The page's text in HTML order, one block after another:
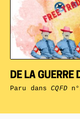
DE LA GUERRE
Paru dansCQFD